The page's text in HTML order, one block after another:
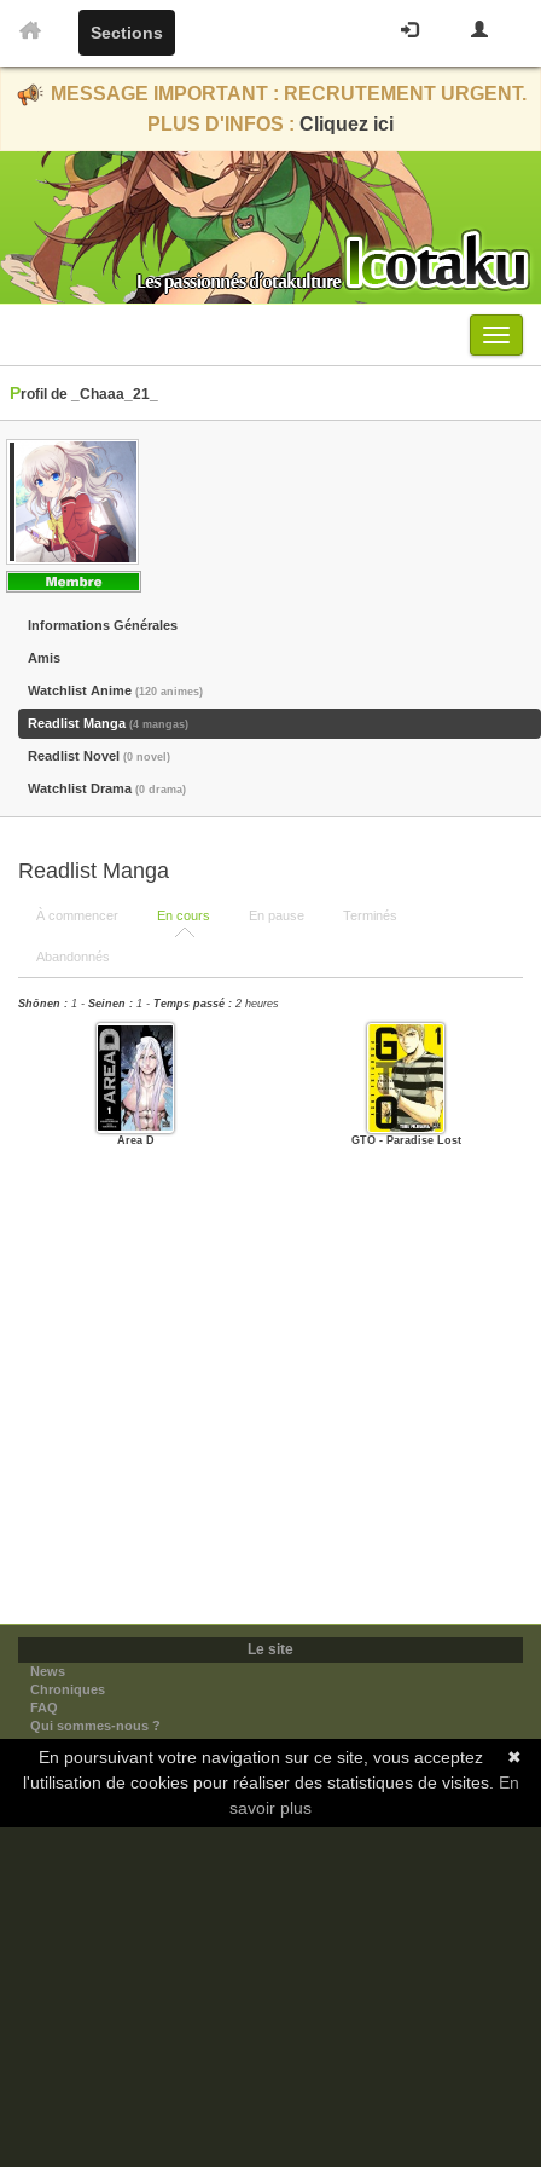
Sections
MESSAGE IMPORTANT : RECRUTEMENT URGENT.
PLUS D'INFOS : Cliquez ici
Menu
Profil de _Chaaa_21_
Informations Générales
Amis
Watchlist Anime (120 animes)
Readlist Manga (4 mangas)
Readlist Novel (0 novel)
Watchlist Drama (0 drama)
Readlist Manga
À commencer En cours En pause Terminés
Abandonnés
Shōnen : 1 - Seinen : 1 - Temps passé : 2 heures
Area D GTO - Paradise Lost
Le site
News
Chroniques
FAQ
Qui sommes-nous ?
Nos partenaires
Faites-nous connaitre
Nous contacter
✖
En poursuivant votre navigation sur ce site, vous acceptez
l'utilisation de cookies pour réaliser des statistiques de visites. En
savoir plus